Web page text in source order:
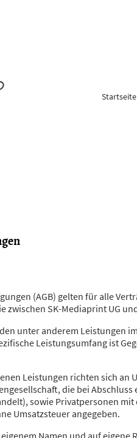
Startseite
(AGB) gelten für alle
zwischen SK-Mediaprint UG
unter anderem
Leistungsumfang ist
Leistungen richten sich
die bei
sowie Privatpersonen
Umsatzsteuer angegeben.